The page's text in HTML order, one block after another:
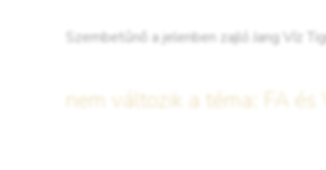
Szembetűnő a jelenben zajló Jang Víz
nem változik a téma: FA és